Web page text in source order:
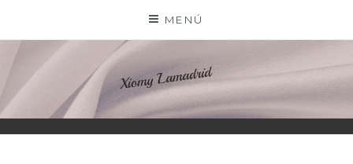
contenido
MENÚ
XIOMY LAMADRID